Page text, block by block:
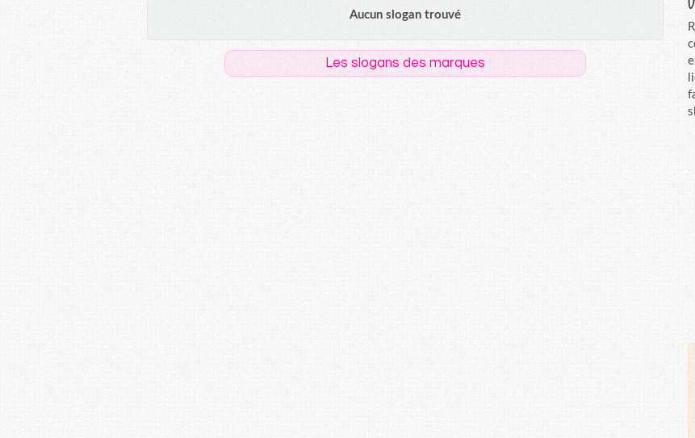
Aucun slogan trouvé
Les slogans des marques